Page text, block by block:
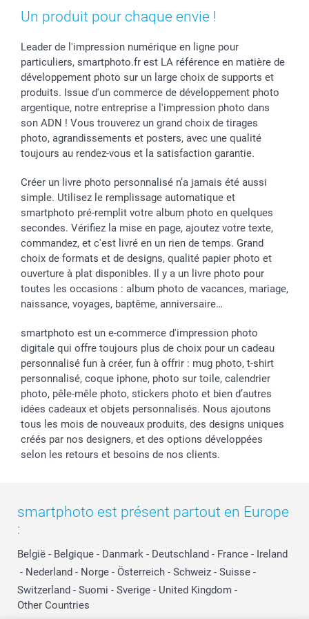
Coques smartphone
Stickers & Etiquettes
Cadres photo & accessoires déco
Dénicheur d'idées cadeau
Fête des Mères
Fête des Pères
Communion
Baptême
Toussaint
Rentrée des classes
Saint-Valentin
Vacances
Droit de rétraction
Plaintes
Vie privée
Gestion des cookies
Tarifs
Partenariats & Influence
Investisseurs
Aide
smartbonus
smartfriends
Livraison
Modes de paiement
Grandes quantités
Statut de ma commande
Un produit pour chaque envie !
Leader de l'impression numérique en ligne pour
particuliers, smartphoto.fr est LA référence en matière de
développement photo sur un large choix de supports et
produits. Issue d'un commerce de développement photo
argentique, notre entreprise a l'impression photo dans
son ADN ! Vous trouverez un grand choix de tirages
photo, agrandissements et posters, avec une qualité
toujours au rendez-vous et la satisfaction garantie.
Créer un livre photo personnalisé n’a jamais été aussi
simple. Utilisez le remplissage automatique et
smartphoto pré-remplit votre album photo en quelques
secondes. Vérifiez la mise en page, ajoutez votre texte,
commandez, et c'est livré en un rien de temps. Grand
choix de formats et de designs, qualité papier photo et
ouverture à plat disponibles. Il y a un livre photo pour
toutes les occasions : album photo de vacances, mariage,
naissance, voyages, baptême, anniversaire…
smartphoto est un e-commerce d'impression photo
digitale qui offre toujours plus de choix pour un cadeau
personnalisé fun à créer, fun à offrir : mug photo, t-shirt
personnalisé, coque iphone, photo sur toile, calendrier
photo, pêle-mêle photo, stickers photo et bien d’autres
idées cadeaux et objets personnalisés. Nous ajoutons
tous les mois de nouveaux produits, des designs uniques
créés par nos designers, et des options développées
selon les retours et besoins de nos clients.
smartphoto est présent partout en Europe
:
België - Belgique - Danmark - Deutschland - France - Ireland
- Nederland - Norge - Österreich - Schweiz - Suisse -
Switzerland - Suomi - Sverige - United Kingdom -
Other Countries